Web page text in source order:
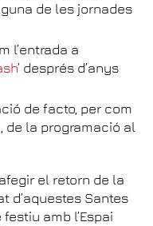
de les jornades
l’entrada a
’ després d’anys
de facto, per com
de la programació al
el retorn de la
d’aquestes Santes
amb l’Espai